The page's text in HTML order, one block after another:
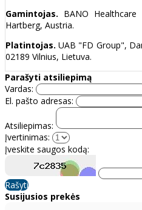
Gamintojas. BANO
Hartberg, Austria.
Platintojas. UAB "FD Group",
02189 Vilnius, Lietuva.
Parašyti atsiliepimą
Vardas:
El. pašto adresas:
Atsiliepimas:
Įvertinimas:
Įveskite saugos kodą:
Rašyti
Susijusios prekės